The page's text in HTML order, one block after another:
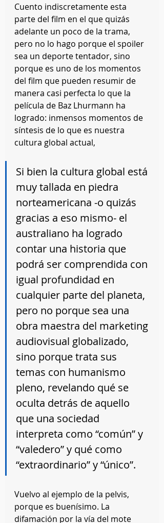
Cuento indiscretamente esta
parte del film en el que quizás
adelante un poco de la trama,
pero no lo hago porque el spoiler
sea un deporte tentador, sino
porque es uno de los momentos
del film que pueden resumir de
manera casi perfecta lo que la
película de Baz Lhurmann ha
logrado: inmensos momentos de
síntesis de lo que es nuestra
cultura global actual,
Si bien la cultura global está
muy tallada en piedra
norteamericana -o quizás
gracias a eso mismo- el
australiano ha logrado
contar una historia que
podrá ser comprendida con
igual profundidad en
cualquier parte del planeta,
pero no porque sea una
obra maestra del marketing
audiovisual globalizado,
sino porque trata sus
temas con humanismo
pleno, revelando qué se
oculta detrás de aquello
que una sociedad
interpreta como “común” y
“valedero” y qué como
“extraordinario” y “único”.
Vuelvo al ejemplo de la pelvis,
porque es buenísimo. La
difamación por la vía del mote